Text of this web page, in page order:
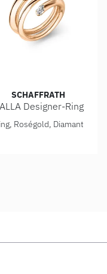
218_CALHX_40_WW
SCHAFFRATH
Designer-Ring
CALLA Designer-
Roségold, Diamant